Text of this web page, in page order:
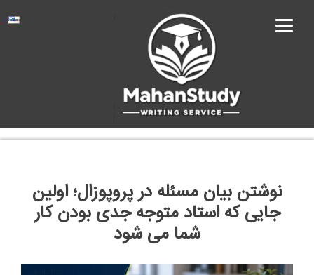
نوشتن بیان مسئله در پروپوزال؛ اولین
جایی که استاد متوجه جدی بودن کار
شما می شود